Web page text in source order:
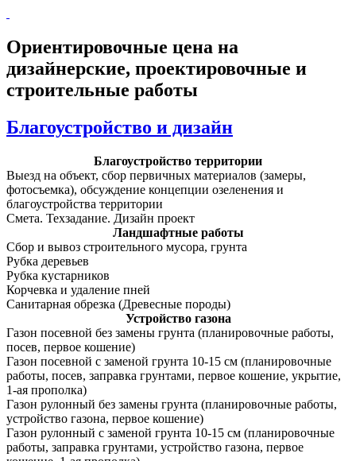
Ориентировочные цена на
дизайнерские, проектировочные и
строительные работы
Благоустройство и дизайн
Благоустройство территории
Выезд на объект, сбор первичных материалов (замеры,
фотосъемка), обсуждение концепции озеленения и
благоустройства территории
Смета. Техзадание. Дизайн проект
Ландшафтные работы
Сбор и вывоз строительного мусора, грунта
Рубка деревьев
Рубка кустарников
Корчевка и удаление пней
Санитарная обрезка (Древесные породы)
Устройство газона
Газон посевной без замены грунта (планировочные работы,
посев, первое кошение)
Газон посевной с заменой грунта 10-15 см (планировочные
работы, посев, заправка грунтами, первое кошение, укрытие,
1-ая прополка)
Газон рулонный без замены грунта (планировочные работы,
устройство газона, первое кошение)
Газон рулонный с заменой грунта 10-15 см (планировочные
работы, заправка грунтами, устройство газона, первое